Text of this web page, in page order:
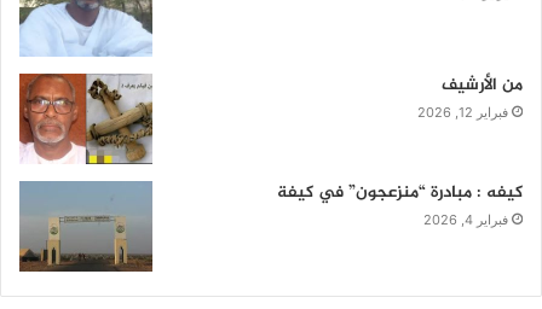
من الأرشيف
فبراير 12, 2026
كيفه : مبادرة “منزعجون” في كيفة
فبراير 4, 2026